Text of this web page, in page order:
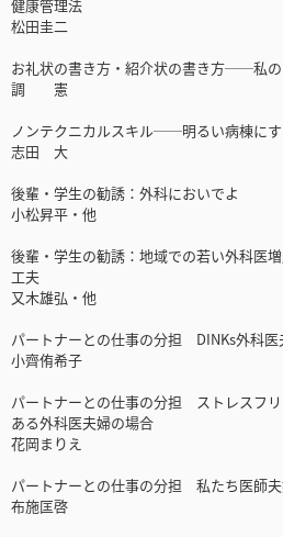
健康管理法
松田圭二
お礼状の書き方・紹介状の書き方──私
調 憲
ノンテクニカルスキル──明るい病棟に
志田 大
後輩・学生の勧誘：外科においでよ
小松昇平・他
後輩・学生の勧誘：地域での若い外科医
工夫
又木雄弘・他
パートナーとの仕事の分担 DINKs外科医
小齊侑希子
パートナーとの仕事の分担 ストレスフ
ある外科医夫婦の場合
花岡まりえ
パートナーとの仕事の分担 私たち医師
布施匡啓